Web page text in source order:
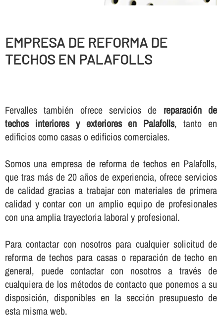
EMPRESA DE REFORMA DE
TECHOS EN PALAFOLLS
Fervalles también ofrece servicios de reparación de
techos interiores y exteriores en Palafolls, tanto en
edificios como casas o edificios comerciales.
Somos una empresa de reforma de techos en Palafolls,
que tras más de 20 años de experiencia, ofrece servicios
de calidad gracias a trabajar con materiales de primera
calidad y contar con un amplio equipo de profesionales
con una amplia trayectoria laboral y profesional.
Para contactar con nosotros para cualquier solicitud de
reforma de techos para casas o reparación de techo en
general, puede contactar con nosotros a través de
cualquiera de los métodos de contacto que ponemos a su
disposición, disponibles en la sección presupuesto de
esta misma web.